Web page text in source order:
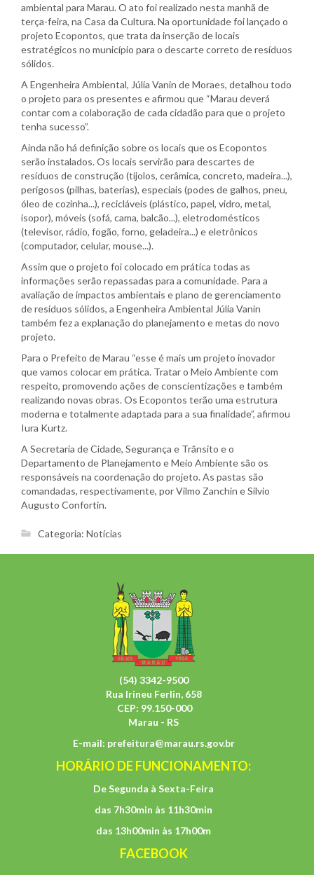
ambiental para Marau. O ato foi realizado nesta manhã de
terça-feira, na Casa da Cultura. Na oportunidade foi lançado o
projeto Ecopontos, que trata da inserção de locais
estratégicos no município para o descarte correto de resíduos
sólidos.
A Engenheira Ambiental, Júlia Vanin de Moraes, detalhou todo
o projeto para os presentes e afirmou que “Marau deverá
contar com a colaboração de cada cidadão para que o projeto
tenha sucesso”.
Ainda não há definição sobre os locais que os Ecopontos
serão instalados. Os locais servirão para descartes de
resíduos de construção (tijolos, cerâmica, concreto, madeira...),
perigosos (pilhas, baterias), especiais (podes de galhos, pneu,
óleo de cozinha...), recicláveis (plástico, papel, vidro, metal,
isopor), móveis (sofá, cama, balcão...), eletrodomésticos
(televisor, rádio, fogão, forno, geladeira...) e eletrônicos
(computador, celular, mouse...).
Assim que o projeto foi colocado em prática todas as
informações serão repassadas para a comunidade. Para a
avaliação de impactos ambientais e plano de gerenciamento
de resíduos sólidos, a Engenheira Ambiental Júlia Vanin
também fez a explanação do planejamento e metas do novo
projeto.
Para o Prefeito de Marau “esse é mais um projeto inovador
que vamos colocar em prática. Tratar o Meio Ambiente com
respeito, promovendo ações de conscientizações e também
realizando novas obras. Os Ecopontos terão uma estrutura
moderna e totalmente adaptada para a sua finalidade”, afirmou
Iura Kurtz.
A Secretaria de Cidade, Segurança e Trânsito e o
Departamento de Planejamento e Meio Ambiente são os
responsáveis na coordenação do projeto. As pastas são
comandadas, respectivamente, por Vilmo Zanchin e Sílvio
Augusto Confortin.
Categoria: Notícias
(54) 3342-9500
Rua Irineu Ferlin, 658
CEP: 99.150-000
Marau - RS
E-mail: prefeitura@marau.rs.gov.br
HORÁRIO DE FUNCIONAMENTO:
De Segunda à Sexta-Feira
das 7h30min às 11h30min
das 13h00min às 17h00m
FACEBOOK